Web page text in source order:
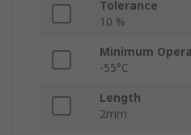
Tolerance
10 %
Minimum
-55°C
Length
2mm